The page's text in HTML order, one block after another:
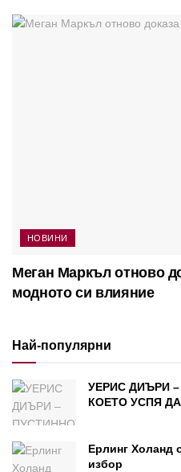
НОВИНИ
Меган Маркъл отново
модното си влияние
Най-популярни
УЕРИС ДИЪРИ
КОЕТО УСПЯ
Ерлинг Холанд
избор